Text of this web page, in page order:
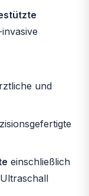
und
einschließlich